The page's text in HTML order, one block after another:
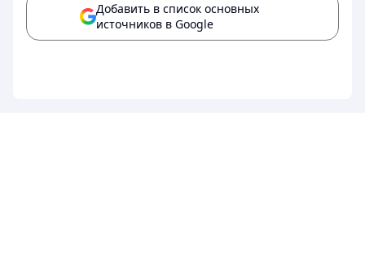
Добавить в список основных
источников в Google